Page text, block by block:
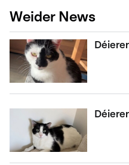
Weider News